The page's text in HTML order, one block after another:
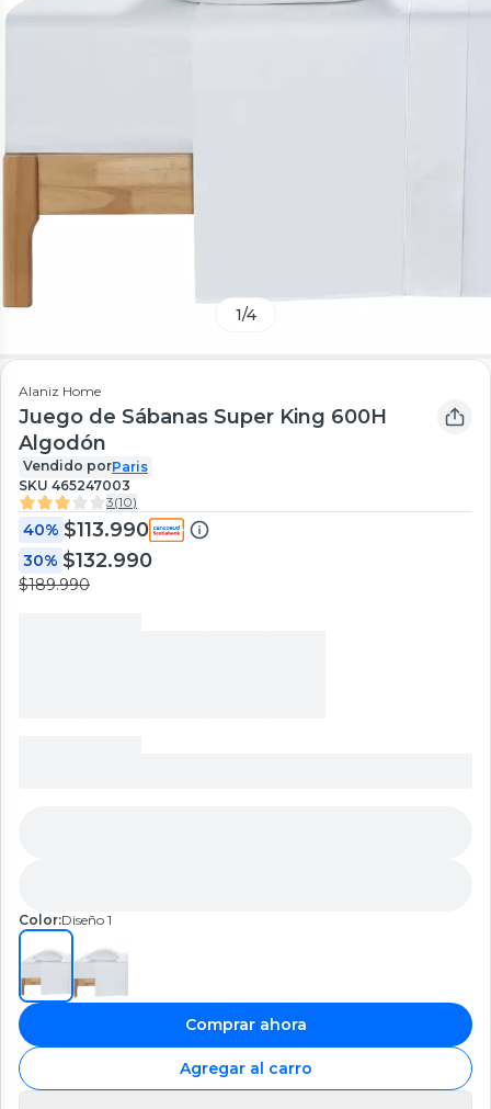
1/4
Alaniz Home
Juego de Sábanas Super King 600H
Algodón
Vendido porParis
SKU 465247003
3(10)
40% $113.990
30% $132.990
$189.990
Color:Diseño 1
Comprar ahora
Agregar al carro